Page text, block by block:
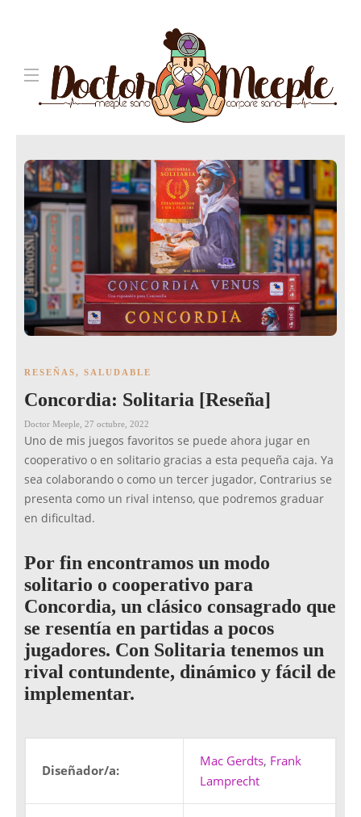
RESEÑAS, SALUDABLE
Concordia: Solitaria [Reseña]
Doctor Meeple 27 octubre, 2022
Uno de mis juegos favoritos se puede ahora jugar en
cooperativo o en solitario gracias a esta pequeña caja. Ya
sea colaborando o como un tercer jugador, Contrarius se
presenta como un rival intenso, que podremos graduar
en dificultad.
Por fin encontramos un modo
solitario o cooperativo para
Concordia, un clásico consagrado que
se resentía en partidas a pocos
jugadores. Con Solitaria tenemos un
rival contundente, dinámico y fácil de
implementar.
Diseñador/a:
Mac Gerdts, Frank
Lamprecht